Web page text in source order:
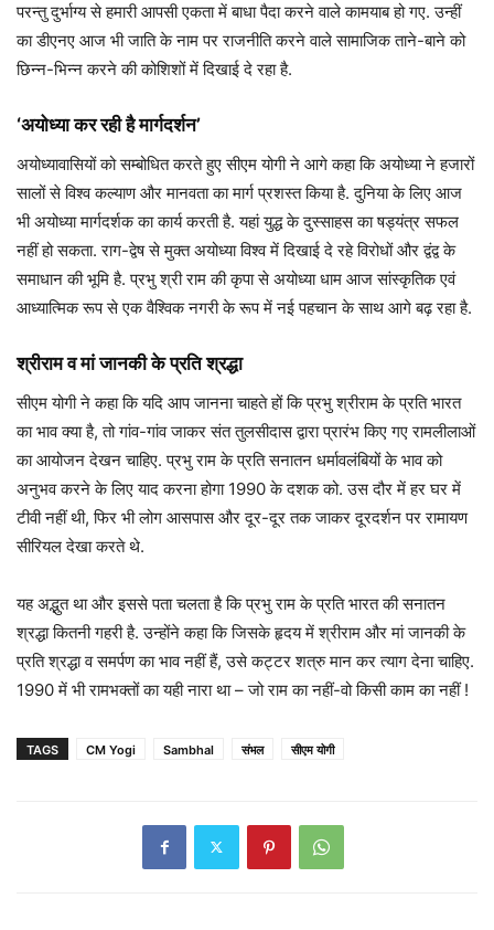
परन्तु दुर्भाग्य से हमारी आपसी एकता में बाधा पैदा करने वाले कामयाब हो गए. उन्हीं
का डीएनए आज भी जाति के नाम पर राजनीति करने वाले सामाजिक ताने-बाने को
छिन्न-भिन्न करने की कोशिशों में दिखाई दे रहा है.
‘अयोध्या कर रही है मार्गदर्शन’
अयोध्यावासियों को सम्बोधित करते हुए सीएम योगी ने आगे कहा कि अयोध्या ने हजारों
सालों से विश्व कल्याण और मानवता का मार्ग प्रशस्त किया है. दुनिया के लिए आज
भी अयोध्या मार्गदर्शक का कार्य करती है. यहां युद्ध के दुस्साहस का षड्यंत्र सफल
नहीं हो सकता. राग-द्वेष से मुक्त अयोध्या विश्व में दिखाई दे रहे विरोधों और द्वंद्व के
समाधान की भूमि है. प्रभु श्री राम की कृपा से अयोध्या धाम आज सांस्कृतिक एवं
आध्यात्मिक रूप से एक वैश्विक नगरी के रूप में नई पहचान के साथ आगे बढ़ रहा है.
श्रीराम व मां जानकी के प्रति श्रद्धा
सीएम योगी ने कहा कि यदि आप जानना चाहते हों कि प्रभु श्रीराम के प्रति भारत
का भाव क्या है, तो गांव-गांव जाकर संत तुलसीदास द्वारा प्रारंभ किए गए रामलीलाओं
का आयोजन देखन चाहिए. प्रभु राम के प्रति सनातन धर्मावलंबियों के भाव को
अनुभव करने के लिए याद करना होगा 1990 के दशक को. उस दौर में हर घर में
टीवी नहीं थी, फिर भी लोग आसपास और दूर-दूर तक जाकर दूरदर्शन पर रामायण
सीरियल देखा करते थे.
यह अद्भुत था और इससे पता चलता है कि प्रभु राम के प्रति भारत की सनातन
श्रद्धा कितनी गहरी है. उन्होंने कहा कि जिसके हृदय में श्रीराम और मां जानकी के
प्रति श्रद्धा व समर्पण का भाव नहीं हैं, उसे कट्टर शत्रु मान कर त्याग देना चाहिए.
1990 में भी रामभक्तों का यही नारा था – जो राम का नहीं-वो किसी काम का नहीं !
TAGS CM Yogi Sambhal संभल सीएम योगी